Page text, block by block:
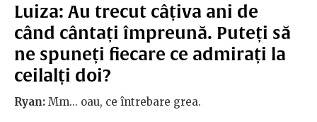
Luiza: Au trecut câțiva ani de
când cântați împreună. Puteți să
ne spuneți fiecare ce admirați la
ceilalți doi?
Ryan: Mm... oau, ce întrebare grea.